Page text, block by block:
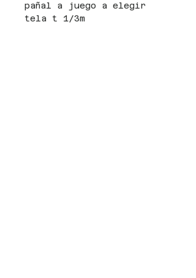
pañal a juego a elegir
tela t 1/3m